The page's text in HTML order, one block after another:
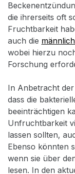
die ihrerseits oft
Fruchtbarkeit
auch die
wobei hierzu
Forschung
In Anbetracht
dass die
beeinträchtigen
Unfruchtbarkeit
lassen sollten,
Ebenso könnten
wenn sie über
lesen. In den